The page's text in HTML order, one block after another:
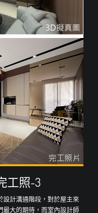
工照-3
設計溝通階段，對於屋主來
最大的期待，而室內設計師